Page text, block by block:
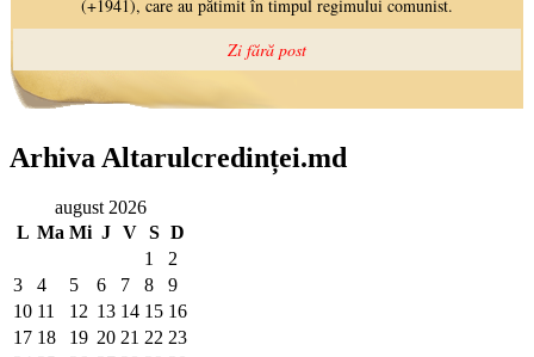
Arhiva Altarulcredinței.md
august 2026
L Ma Mi J V S D
1
2
3
4 5 6 7 8
9
10 11 12 13 14 15 16
17 18 19 20 21 22 23